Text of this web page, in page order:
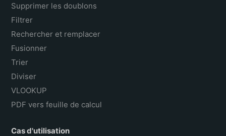
Supprimer les doublons
Filtrer
Rechercher et remplacer
Fusionner
Trier
Diviser
VLOOKUP
PDF vers feuille de calcul
Cas d'utilisation